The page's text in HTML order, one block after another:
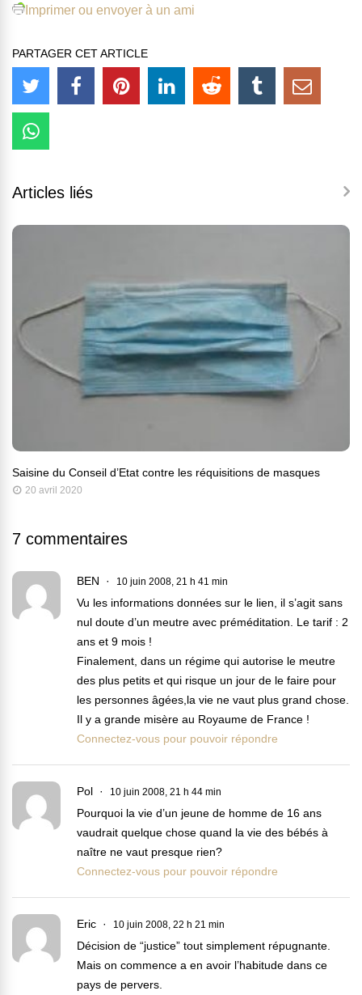
Imprimer ou envoyer à un ami
PARTAGER CET ARTICLE
Articles liés
Saisine du Conseil d’Etat contre les réquisitions de masques
20 avril 2020
7 commentaires
BEN 10 juin 2008, 21 h 41 min
Vu les informations données sur le lien, il s’agit sans
nul doute d’un meutre avec préméditation. Le tarif : 2
ans et 9 mois !
Finalement, dans un régime qui autorise le meutre
des plus petits et qui risque un jour de le faire pour
les personnes âgées,la vie ne vaut plus grand chose.
Il y a grande misère au Royaume de France !
Connectez-vous pour pouvoir répondre
Pol 10 juin 2008, 21 h 44 min
Pourquoi la vie d’un jeune de homme de 16 ans
vaudrait quelque chose quand la vie des bébés à
naître ne vaut presque rien?
Connectez-vous pour pouvoir répondre
Eric 10 juin 2008, 22 h 21 min
Décision de “justice” tout simplement répugnante.
Mais on commence a en avoir l’habitude dans ce
pays de pervers.